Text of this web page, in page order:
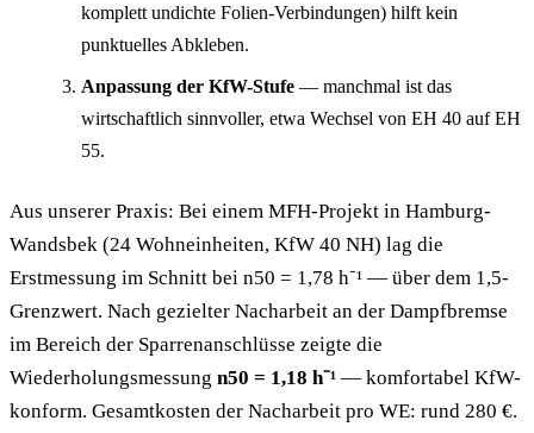
komplett undichte Folien-Verbindungen) hilft kein
punktuelles Abkleben.
Anpassung der KfW-Stufe — manchmal ist das
wirtschaftlich sinnvoller, etwa Wechsel von EH 40 auf EH
55.
Aus unserer Praxis: Bei einem MFH-Projekt in Hamburg-
Wandsbek (24 Wohneinheiten, KfW 40 NH) lag die
Erstmessung im Schnitt bei n50 = 1,78 h⁻¹ — über dem 1,5-
Grenzwert. Nach gezielter Nacharbeit an der Dampfbremse
im Bereich der Sparrenanschlüsse zeigte die
Wiederholungsmessung n50 = 1,18 h⁻¹ — komfortabel KfW-
konform. Gesamtkosten der Nacharbeit pro WE: rund 280 €.